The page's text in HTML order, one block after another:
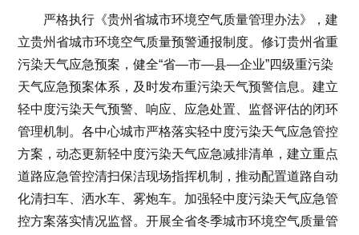
严格执行《贵州省城市环境空气质量管理办法》，建
立贵州省城市环境空气质量预警通报制度。修订贵州省重
污染天气应急预案，健全“省—市—县—企业”四级重污染
天气应急预案体系，及时发布重污染天气预警信息。建立
轻中度污染天气预警、响应、应急处置、监督评估的闭环
管理机制。各中心城市严格落实轻中度污染天气应急管控
方案，动态更新轻中度污染天气应急减排清单，建立重点
道路应急管控清扫保洁现场指挥机制，推动配置道路自动
化清扫车、洒水车、雾炮车。加强轻中度污染天气应急管
控方案落实情况监督。开展全省冬季城市环境空气质量管